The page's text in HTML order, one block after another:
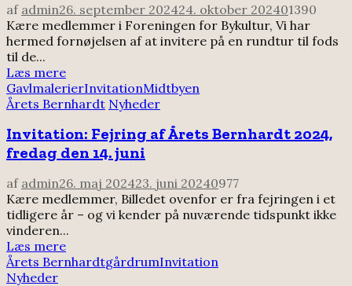
af admin26. september 202424. oktober 202401390
Kære medlemmer i Foreningen for Bykultur, Vi har
hermed fornøjelsen af at invitere på en rundtur til fods
til de...
Læs mere
GavlmalerierInvitationMidtbyen
Årets Bernhardt Nyheder
Invitation: Fejring af Årets Bernhardt 2024,
fredag den 14. juni
af admin26. maj 202423. juni 20240977
Kære medlemmer, Billedet ovenfor er fra fejringen i et
tidligere år – og vi kender på nuværende tidspunkt ikke
vinderen...
Læs mere
Årets BernhardtgårdrumInvitation
Nyheder